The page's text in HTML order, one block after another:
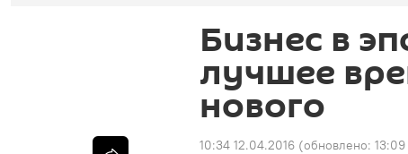
Бизнес в
лучшее
нового
10:34 12.04.2016 (обновлено: